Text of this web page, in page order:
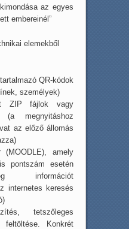
az egyes
embereinél”
elemekből
QR-kódok
személyek)
ZIP fájlok vagy
(a megnyitáshoz
az előző állomás
(MOODLE), amely
pontszám esetén
információt
internetes keresés
tetszőleges
feltöltése. Konkrét